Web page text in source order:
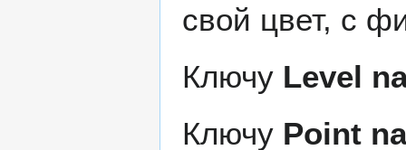
свой цвет, с
Ключу Level
Ключу Point